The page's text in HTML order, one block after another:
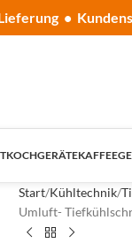
•
KOCHGERÄTEKAFFEE
Start Kühltechnik
Umluft-